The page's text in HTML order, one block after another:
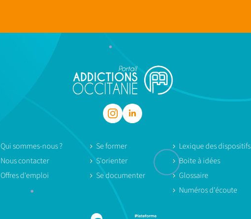
Qui sommes-nous ?
Nous contacter
Offres d'emploi
Se former
S'orienter
Se documenter
Lexique des dispositifs
Boite à idées
Glossaire
Numéros d'écoute